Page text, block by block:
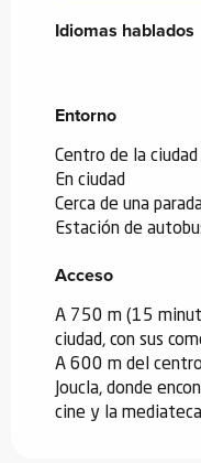
Idiomas hablados
Idiomas hablados
Entorno
Entorno
Centro de la ciudad
En ciudad
Cerca de una
Estación de
Acceso
Acceso
A 750 m (15
ciudad, con sus
A 600 m del
Joucla, donde
cine y la